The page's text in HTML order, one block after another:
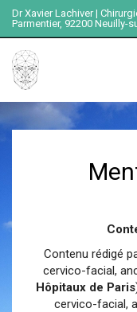
Dr Xavier Lachiver |
Parmentier, 92200 Neuilly-
Contenu rédigé
cervico-facial,
Hôpitaux de Paris
cervico-facial,